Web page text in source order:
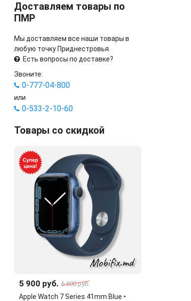
Доставляем товары по
ПМР
Мы доставляем все наши товары в
любую точку Приднестровья.
Есть вопросы по доставке?
Звоните:
0-777-04-800
или
0-533-2-10-60
Товары со скидкой
5 900 руб. 6 600 руб.
Apple Watch 7 Series 41mm Blue •